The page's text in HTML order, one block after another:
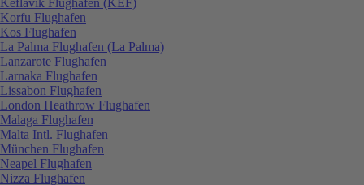
Korfu Flughafen
Kos Flughafen
La Palma Flughafen (La Palma)
Lanzarote Flughafen
Larnaka Flughafen
Lissabon Flughafen
London Heathrow Flughafen
Malaga Flughafen
Malta Intl. Flughafen
München Flughafen
Neapel Flughafen
Nizza Flughafen